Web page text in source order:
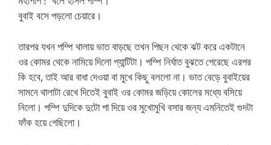
বুবাই বসে পড়লো চেয়ারে।
তারপর যখন পম্পি থালায় ভাত বাড়ছে তখন পিছন থেকে ঝট করে একটানে
ওর কোমর থেকে নামিয়ে দিলো প্যান্টিটা। পম্পি নির্ঘাত বুঝতে পেরেছে এরপর
কি হবে, তাই আর বাধা দেওয়া বা মুখে কিছু বললো না। ভাত বেড়ে বুবাইয়ের
সামনে থালাটা রেখে দিতেই বুবাই ওর কোমর জড়িয়ে কোলের মধ্যে বসিয়ে
নিলো। পম্পি দুদিকে দুটো পা দিয়ে ওর মুখোমুখি বসার জন্য এমনিতেই গুদটা
ফাঁক হয়ে গেছিলো।